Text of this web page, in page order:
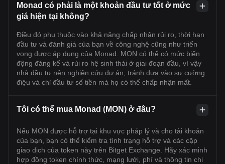
Monad có phải là một khoản đầu tư tốt ở mức
giá hiện tại không?
Điều đó phụ thuộc vào khả năng chấp nhận rủi ro, thời hạn
đầu tư và đánh giá của bạn về công nghệ cũng như triển
vọng được áp dụng của Monad. MON có thể có mức biến
động đáng kể và rủi ro hệ sinh thái ở giai đoạn đầu, vì vậy
nhà đầu tư nên nghiên cứu dự án, tránh dựa vào sự cường
điệu và chỉ đầu tư số tiền mà họ có thể chấp nhận mất.
Tôi có thể mua Monad (MON) ở đâu?
Nếu MON được hỗ trợ tại khu vực pháp lý và cho tài khoản
của bạn, bạn có thể kiểm tra tình trạng hỗ trợ và các cặp
giao dịch của token này trên Bitget Exchange. Hãy xác minh
hợp đồng token chính thức, mạng lưới, phí và thông tin chi